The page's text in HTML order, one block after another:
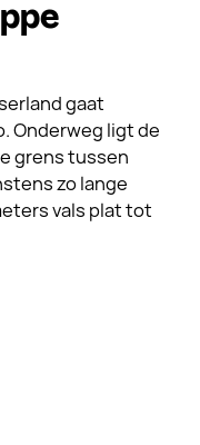
gaat
Onderweg ligt de
grens tussen
zo lange
vals plat tot